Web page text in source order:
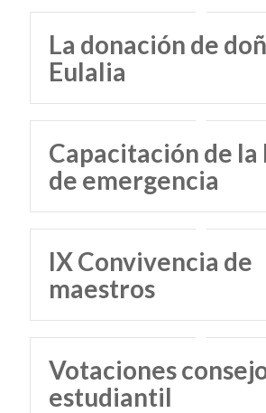
La donación de
Eulalia
Capacitación de la
de emergencia
IX Convivencia de
maestros
Votaciones
estudiantil